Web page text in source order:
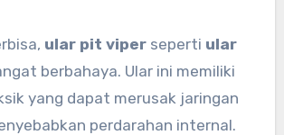
ular pit viperseperti ular
berbahaya. Ular ini memiliki
yang dapat merusak jaringan
perdarahan internal.